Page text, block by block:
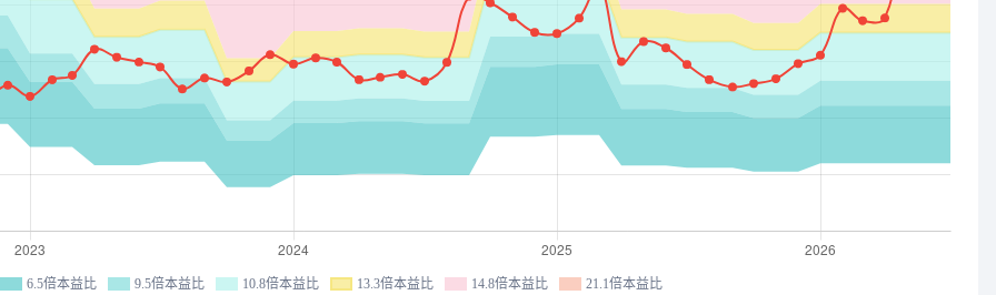
6.5倍本益比 9.5倍本益比 10.8倍本益比 13.3倍本益比 14.8倍本益比 21.1倍本益比